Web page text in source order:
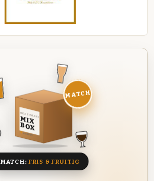
DEZE MAAND
MIX
BOX
8 BIEREN
MATCH
MATCH: FRIS & FRUITIG